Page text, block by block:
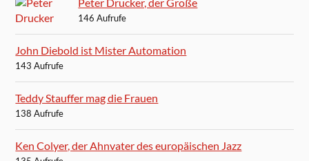
146 Aufrufe
John Diebold ist Mister Automation
143 Aufrufe
Teddy Stauffer mag die Frauen
138 Aufrufe
Ken Colyer, der Ahnvater des europäischen Jazz